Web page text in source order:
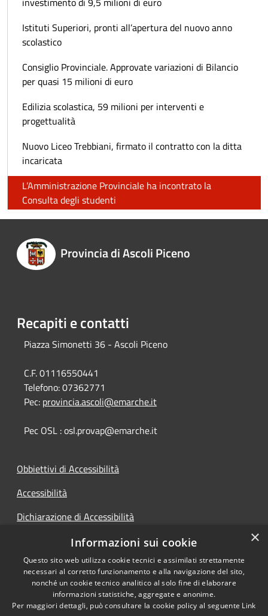
Istituti Superiori, pronti all’apertura del nuovo anno
scolastico
Consiglio Provinciale. Approvate variazioni di Bilancio
per quasi 15 milioni di euro
Edilizia scolastica, 59 milioni per interventi e
progettualità
Nuovo Liceo Trebbiani, firmato il contratto con la ditta
incaricata
L’Amministrazione Provinciale ha incontrato la
Consulta degli studenti
Provincia di Ascoli Piceno
Recapiti e contatti
Piazza Simonetti 36 - Ascoli Piceno
C.F. 01116550441
Telefono:07362771
Pec: provincia.ascoli@emarche.it
Pec OSL : osl.provap@emarche.it
Obbiettivi di Accessibilità
Accessibilità
Dichiarazione di Accessibilità
Accesso Civico
Accessibilità
Copyright © 2026 • Provincia di
Ascoli Piceno • Powered by
×
Informazioni sui cookie
Questo sito web utilizza cookie tecnici e assimilati strettamente
necessari al corretto funzionamento e alla navigazione del sito,
nonché un cookie tecnico analitico al solo fine di elaborare
informazioni statistiche, aggregate e anonime.
Per maggiori dettagli, può consultare la cookie policy al seguente Link